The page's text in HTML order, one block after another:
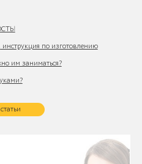
инструкция по изготовлению
им заниматься?